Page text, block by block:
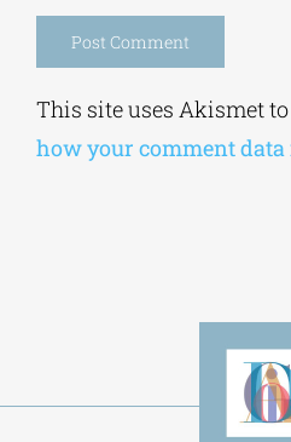
This site uses Akismet
how your comment data